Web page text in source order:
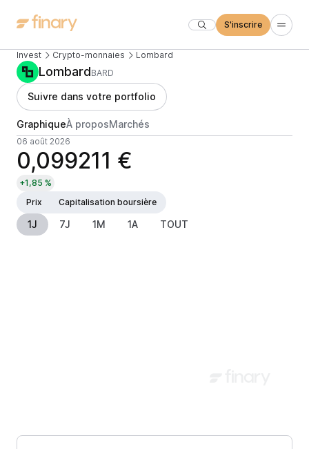
S'inscrire
Invest Crypto-monnaies Lombard
LombardBARD
Suivre dans votre portfolio
GraphiqueÀ proposMarchés
06 août 2026
0,099211 €
+1,85 %
Prix
Capitalisation boursière
1J 7J 1M 1A TOUT